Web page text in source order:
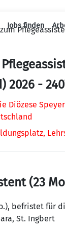
Jobs finden
2026 -
Diözese Speyer
(23
befristet für
St. Ingbert